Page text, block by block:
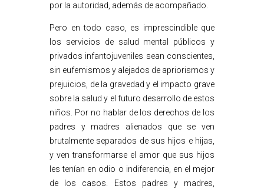
por la autoridad, además de acompañado.
Pero en todo caso, es imprescindible que
los servicios de salud mental públicos y
privados infantojuveniles sean conscientes,
sin eufemismos y alejados de apriorismos y
prejuicios, de la gravedad y el impacto grave
sobre la salud y el futuro desarrollo de estos
niños. Por no hablar de los derechos de los
padres y madres alienados que se ven
brutalmente separados de sus hijos e hijas,
y ven transformarse el amor que sus hijos
les tenían en odio o indiferencia, en el mejor
de los casos. Estos padres y madres,